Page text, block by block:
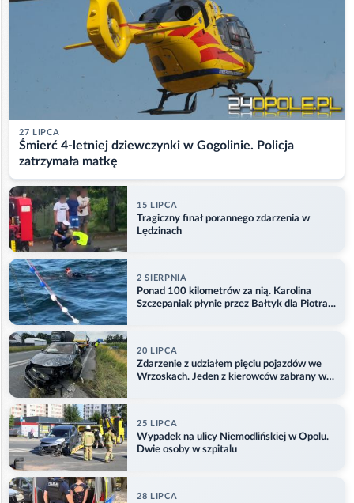
27 LIPCA
Śmierć 4-letniej dziewczynki w Gogolinie. Policja
zatrzymała matkę
15 LIPCA
Tragiczny finał porannego zdarzenia w
Lędzinach
2 SIERPNIA
Ponad 100 kilometrów za nią. Karolina
Szczepaniak płynie przez Bałtyk dla Piotra.
20 LIPCA
Zdarzenie z udziałem pięciu pojazdów we
Wrzoskach. Jeden z kierowców zabrany w
25 LIPCA
Wypadek na ulicy Niemodlińskiej w Opolu.
Dwie osoby w szpitalu
28 LIPCA